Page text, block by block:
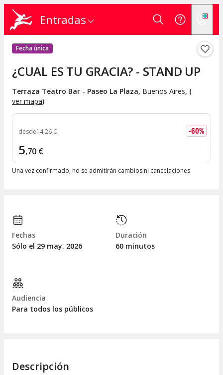
Entradas
Fecha única
¿CUAL ES TU GRACIA? - STAND UP
Terraza Teatro Bar - Paseo La Plaza, Buenos Aires, (
ver mapa)
desde14,26€ -60%
5,70 €
Una vez confirmado, no se admitirán cambios ni cancelaciones
Fechas
Sólo el 29 may. 2026
Duración
60 minutos
Audiencia
Para todos los públicos
Descripción